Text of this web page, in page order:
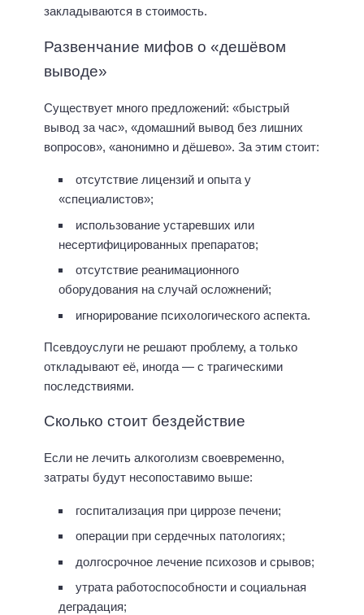
закладываются в стоимость.
Развенчание мифов о «дешёвом
выводе»
Существует много предложений: «быстрый
вывод за час», «домашний вывод без лишних
вопросов», «анонимно и дёшево». За этим стоит:
отсутствие лицензий и опыта у
«специалистов»;
использование устаревших или
несертифицированных препаратов;
отсутствие реанимационного
оборудования на случай осложнений;
игнорирование психологического аспекта.
Псевдоуслуги не решают проблему, а только
откладывают её, иногда — с трагическими
последствиями.
Сколько стоит бездействие
Если не лечить алкоголизм своевременно,
затраты будут несопоставимо выше:
госпитализация при циррозе печени;
операции при сердечных патологиях;
долгосрочное лечение психозов и срывов;
утрата работоспособности и социальная
деградация;